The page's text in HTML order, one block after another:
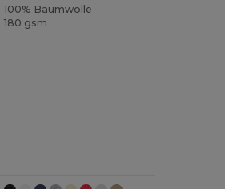
100% Baumwolle
180 gsm